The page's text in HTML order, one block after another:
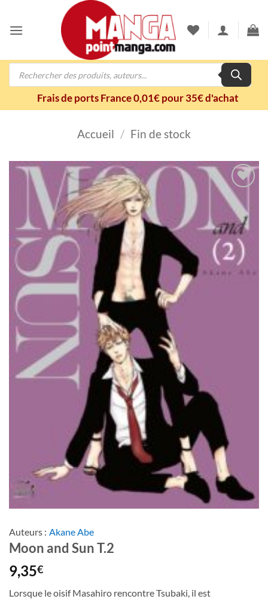
contenu
Recherche
Frais de ports France 0,01€ pour 35€ d'achat
Accueil / Fin de stock
Ajouter
à la
wishlist
Auteurs : Akane Abe
Moon and Sun T.2
9,35€
Lorsque le oisif Masahiro rencontre Tsubaki, il est